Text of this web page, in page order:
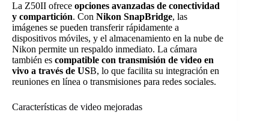
La Z50II ofrece opciones avanzadas de conectividad
y compartición. Con Nikon SnapBridge, las
imágenes se pueden transferir rápidamente a
dispositivos móviles, y el almacenamiento en la nube de
Nikon permite un respaldo inmediato. La cámara
también es compatible con transmisión de video en
vivo a través de USB, lo que facilita su integración en
reuniones en línea o transmisiones para redes sociales.
Características de video mejoradas